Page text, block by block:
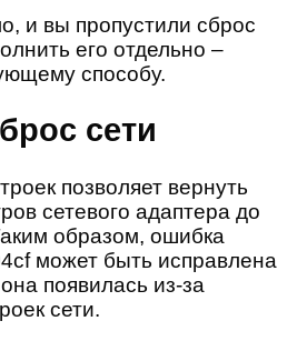
и вы пропустили сброс
его отдельно –
способу.
сети
позволяет вернуть
сетевого адаптера до
образом, ошибка
может быть исправлена
появилась из-за
сети.